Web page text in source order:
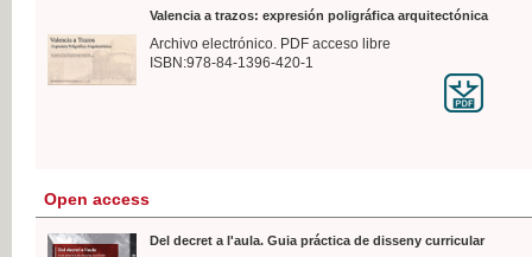
Valencia a trazos: expresión poligráfica arquitectónica
Archivo electrónico. PDF acceso libre
ISBN:978-84-1396-420-1
Open access
Del decret a l'aula. Guia práctica de disseny curricular